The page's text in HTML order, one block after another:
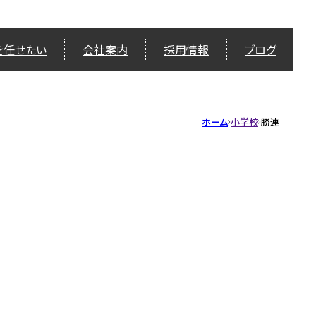
せたい 会社案内 採用情報 ブログ
ホーム 小学校 勝連